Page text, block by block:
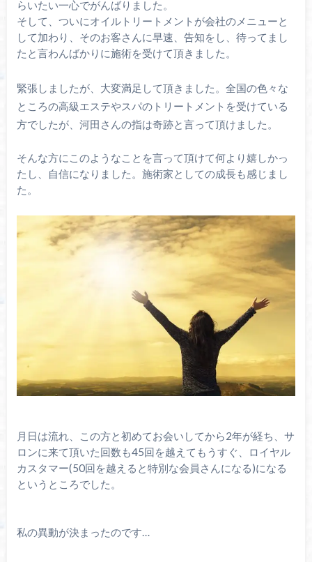
らいたい一心でがんばりました。
そして、ついにオイルトリートメントが会社のメニューと
して加わり、そのお客さんに早速、告知をし、待ってまし
たと言わんばかりに施術を受けて頂きました。
緊張しましたが、大変満足して頂きました。全国の色々な
ところの高級エステやスパのトリートメントを受けている
方でしたが、河田さんの指は奇跡と言って頂けました。
そんな方にこのようなことを言って頂けて何より嬉しかっ
たし、自信になりました。施術家としての成長も感じまし
た。
月日は流れ、この方と初めてお会いしてから2年が経ち、サ
ロンに来て頂いた回数も45回を越えてもうすぐ、ロイヤル
カスタマー(50回を越えると特別な会員さんになる)になる
というところでした。
私の異動が決まったのです…